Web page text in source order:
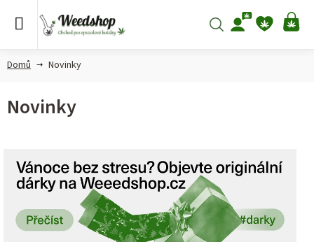
Hledat
Domů Novinky
Novinky
p